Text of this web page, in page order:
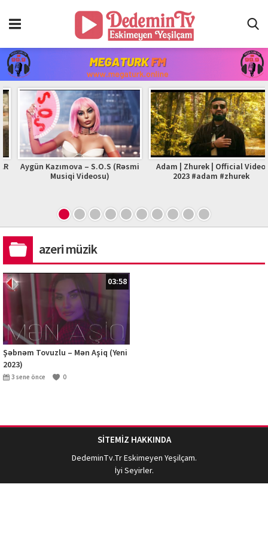
Aygün Kazımova – S.O.S (Rəsmi
Musiqi Videosu)
Adam | Zhurek | Official Video
2023 #adam #zhurek
azeri müzik
03:58
Şəbnəm Tovuzlu – Mən Aşiq (Yeni
2023)
3 sene önce 0
SİTEMİZ HAKKINDA
DedeminTv.TrEskimeyen Yeşilçam.
İyi Seyirler.